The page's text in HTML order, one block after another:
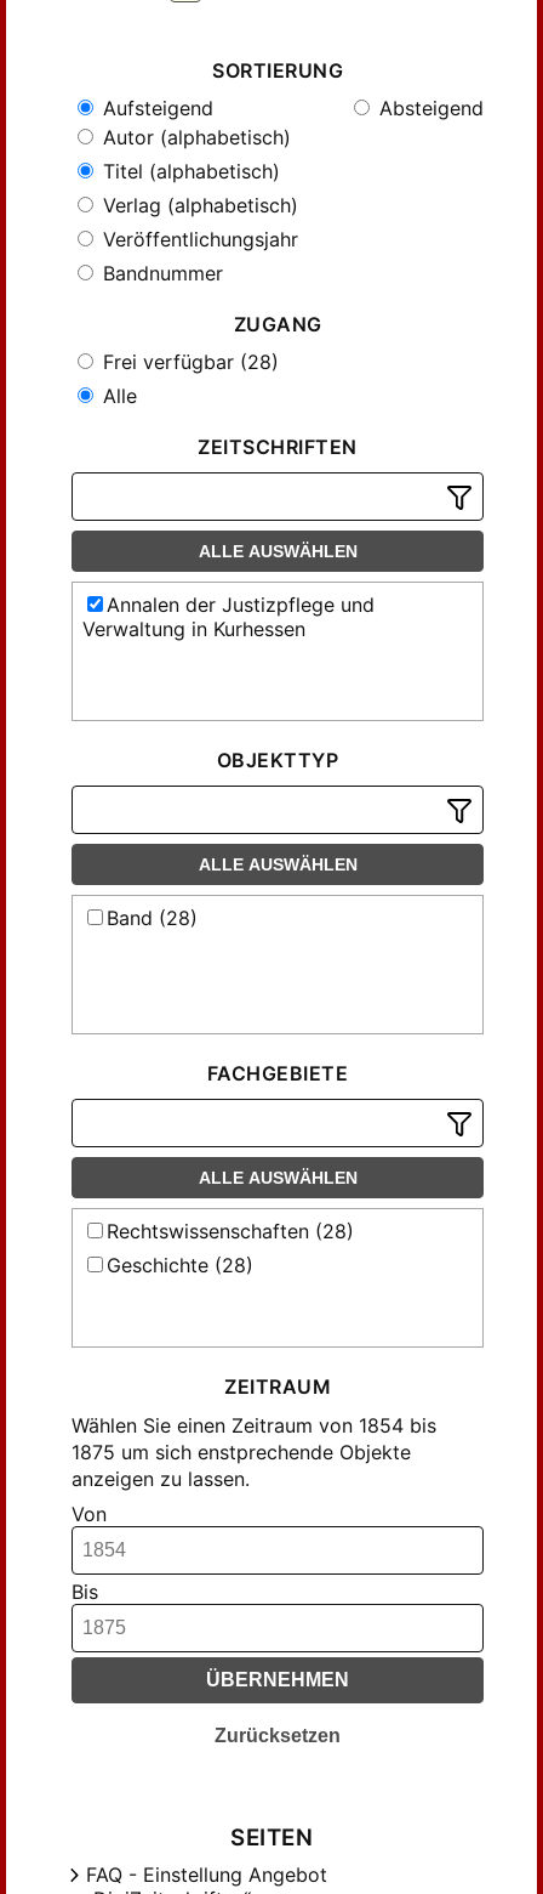
SORTIERUNG
Aufsteigend
Absteigend
Autor (alphabetisch)
Titel (alphabetisch)
Verlag (alphabetisch)
Veröffentlichungsjahr
Bandnummer
ZUGANG
Frei verfügbar (28)
Alle
ZEITSCHRIFTEN
ALLE AUSWÄHLEN
Annalen der Justizpflege und
Verwaltung in Kurhessen
OBJEKTTYP
ALLE AUSWÄHLEN
Band (28)
FACHGEBIETE
ALLE AUSWÄHLEN
Rechtswissenschaften (28)
Geschichte (28)
ZEITRAUM
Wählen Sie einen Zeitraum von 1854 bis
1875 um sich enstprechende Objekte
anzeigen zu lassen.
Von
Bis
ÜBERNEHMEN
Zurücksetzen
SEITEN
FAQ - Einstellung Angebot